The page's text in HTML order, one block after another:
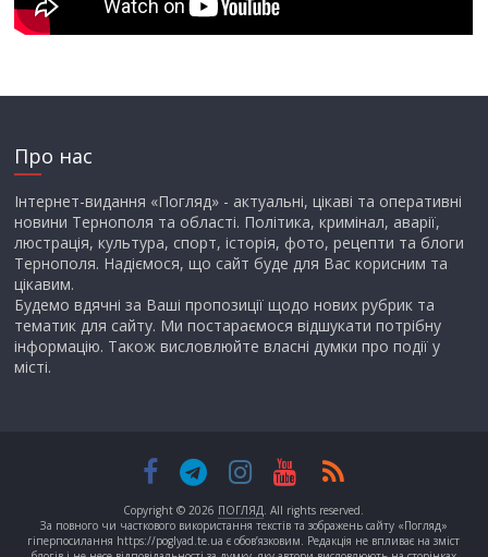
Про нас
Інтернет-видання «Погляд» - актуальні, цікаві та оперативні
новини Тернополя та області. Політика, кримінал, аварії,
люстрація, культура, спорт, історія, фото, рецепти та блоги
Тернополя. Надіємося, що сайт буде для Вас корисним та
цікавим.
Будемо вдячні за Ваші пропозиції щодо нових рубрик та
тематик для сайту. Ми постараємося відшукати потрібну
інформацію. Також висловлюйте власні думки про події у
місті.
Copyright © 2026 ПОГЛЯД . All rights reserved.
За повного чи часткового використання текстів та зображень сайту «Погляд»
гіперпосилання https://poglyad.te.ua є обов’язковим. Редакція не впливає на зміст